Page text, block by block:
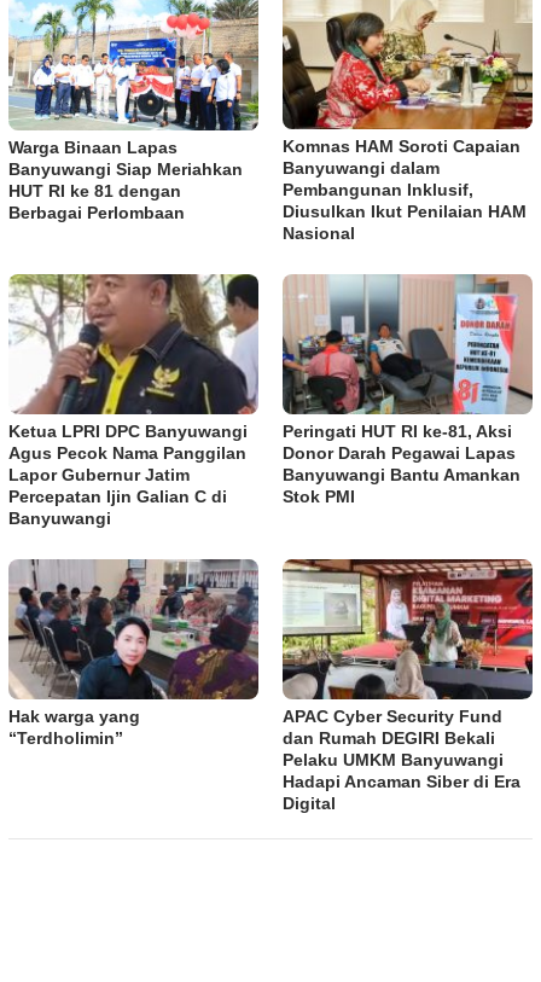
Warga Binaan Lapas
Banyuwangi Siap Meriahkan
HUT RI ke 81 dengan
Berbagai Perlombaan
Komnas HAM Soroti Capaian
Banyuwangi dalam
Pembangunan Inklusif,
Diusulkan Ikut Penilaian HAM
Nasional
Ketua LPRI DPC Banyuwangi
Agus Pecok Nama Panggilan
Lapor Gubernur Jatim
Percepatan Ijin Galian C di
Banyuwangi
Peringati HUT RI ke-81, Aksi
Donor Darah Pegawai Lapas
Banyuwangi Bantu Amankan
Stok PMI
Hak warga yang
“Terdholimin”
APAC Cyber Security Fund
dan Rumah DEGIRI Bekali
Pelaku UMKM Banyuwangi
Hadapi Ancaman Siber di Era
Digital